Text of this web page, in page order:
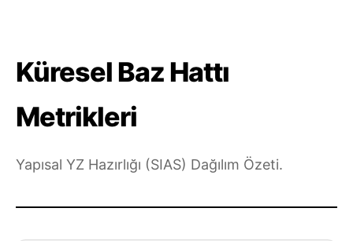
Küresel Baz Hattı
Metrikleri
Yapısal YZ Hazırlığı (SIAS) Dağılım Özeti.